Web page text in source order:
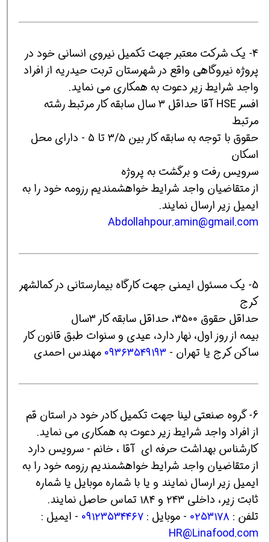
4- یک شرکت معتبر جهت تکمیل نیروی انسانی خود در
پروژه نیروگاهی واقع در شهرستان تربت حیدریه از افراد
واجد شرایط زیر دعوت به همکاری می نماید.
افسر HSE آقا حداقل ۳ سال سابقه کار مرتبط رشته
مرتبط
حقوق با توجه به سابقه کار بین ۳/۵ تا ۵ - دارای محل
اسکان
سرویس رفت و برگشت به پروژه
از متقاضیان واجد شرایط خواهشمندیم رزومه خود را به
ایمیل زیر ارسال نمایند.
Abdollahpour.amin@gmail.com
5- یک مسئول ایمنی جهت کارگاه بیمارستانی در کمالشهر
کرج
حداقل حقوق ۳۵۰۰، حداقل سابقه کار ۳سال
بیمه از روز اول، نهار دارد، عیدی و سنوات طبق قانون کار
ساکن کرج یا تهران - ۰۹۳۶۳۵۴۹۱۹۳ مهندس احمدی
6- گروه صنعتی لینا جهت تکمیل کادر خود در استان قم
از افراد واجد شرایط زیر دعوت به همکاری می نماید.
کارشناس بهداشت حرفه ای آقا ، خانم - سرویس دارد
از متقاضیان واجد شرایط خواهشمندیم رزومه خود را به
ایمیل زیر ارسال نمایند و یا ‌با شماره‌ موبایل یا شماره
ثابت زیر، داخلی ۲۴۳ و ۱۸۴ تماس حاصل نمایند.
تلفن : ۰۲۵۳۱۷۸ - موبایل : ۰۹۱۲۳۵۳۴۴۶۷ - ایمیل :
HR@Linafood.com